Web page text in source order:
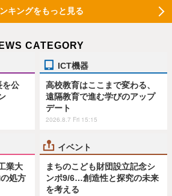
キングをもっと見る
CATEGORY
を公
ICT機器
高校教育はここまで変わる、
遠隔教育で進む学びのアップ
デート
2026.8.7 Fri 15:15
業大
処方
イベント
まちのこども財団設立記念シ
ンポ9/6…創造性と探究の未来
を考える